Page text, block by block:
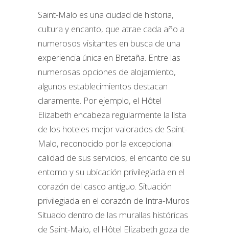
Saint-Malo es una ciudad de historia,
cultura y encanto, que atrae cada año a
numerosos visitantes en busca de una
experiencia única en Bretaña. Entre las
numerosas opciones de alojamiento,
algunos establecimientos destacan
claramente. Por ejemplo, el Hôtel
Elizabeth encabeza regularmente la lista
de los hoteles mejor valorados de Saint-
Malo, reconocido por la excepcional
calidad de sus servicios, el encanto de su
entorno y su ubicación privilegiada en el
corazón del casco antiguo. Situación
privilegiada en el corazón de Intra-Muros
Situado dentro de las murallas históricas
de Saint-Malo, el Hôtel Elizabeth goza de